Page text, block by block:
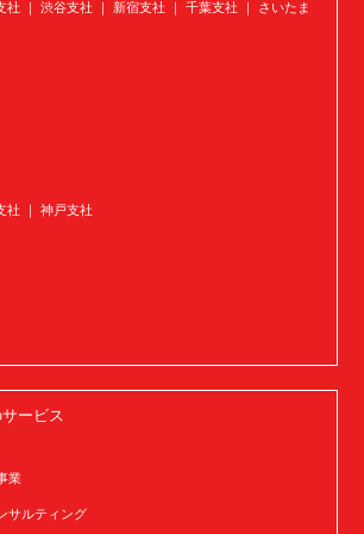
社 ｜ 渋谷支社 ｜ 新宿支社 ｜ 千葉支社 ｜ さいたま
社 ｜ 神戸支社
ービス
業
サルティング